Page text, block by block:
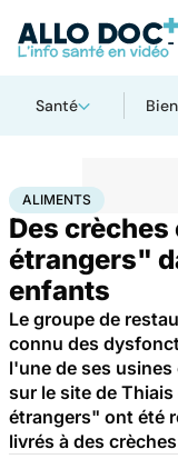
Santé
AccueilFamille
ALIMENTS
Des
étrangers"
enfants
Le groupe de
connu des
l'une de ses
sur le site de
étrangers" ont été
livrés à des